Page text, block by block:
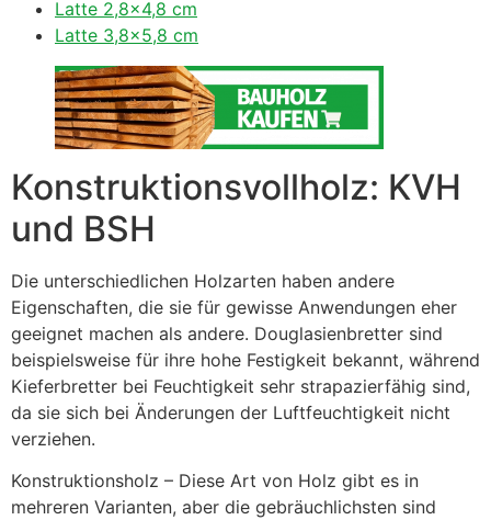
Latte 2,8×4,8 cm
Latte 3,8×5,8 cm
Konstruktionsvollholz: KVH
und BSH
Die unterschiedlichen Holzarten haben andere
Eigenschaften, die sie für gewisse Anwendungen eher
geeignet machen als andere. Douglasienbretter sind
beispielsweise für ihre hohe Festigkeit bekannt, während
Kieferbretter bei Feuchtigkeit sehr strapazierfähig sind,
da sie sich bei Änderungen der Luftfeuchtigkeit nicht
verziehen.
Konstruktionsholz – Diese Art von Holz gibt es in
mehreren Varianten, aber die gebräuchlichsten sind